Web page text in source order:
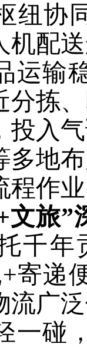
纽协
机配
运输
分拣
投入
多地
程作
文旅”
千年
寄递
流广
一碰